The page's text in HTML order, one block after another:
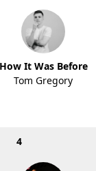
How It Was Before
Tom Gregory
4